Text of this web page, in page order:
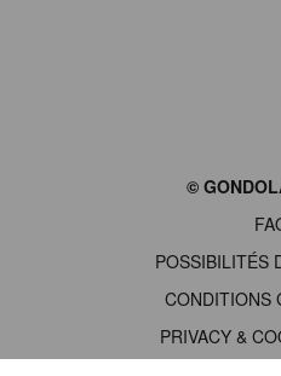
©
POSSIBILITÉS
CONDITIONS
PRIVACY &